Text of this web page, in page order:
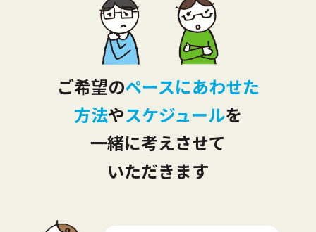
ご希望のペースにあわせた
方法やスケジュールを
一緒に考えさせて
いただきます